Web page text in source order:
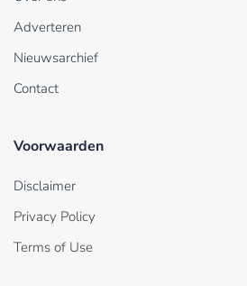
Adverteren
Nieuwsarchief
Contact
Voorwaarden
Disclaimer
Privacy Policy
Terms of Use